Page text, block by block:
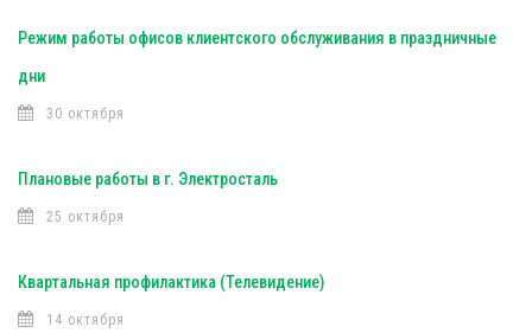
Режим работы офисов клиентского обслуживания в праздничные
дни
30 октября
Плановые работы в г. Электросталь
25 октября
Квартальная профилактика (Телевидение)
14 октября